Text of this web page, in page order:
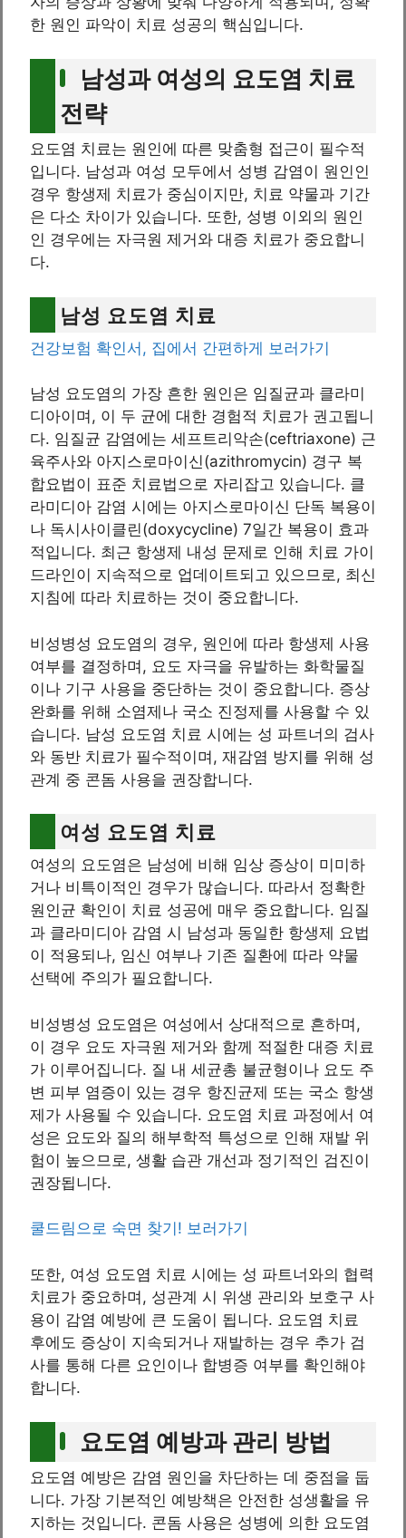
한 원인 파악이 치료 성공의 핵심입니다.
남성과 여성의 요도염 치료
전략
요도염 치료는 원인에 따른 맞춤형 접근이 필수적
입니다. 남성과 여성 모두에서 성병 감염이 원인인
경우 항생제 치료가 중심이지만, 치료 약물과 기간
은 다소 차이가 있습니다. 또한, 성병 이외의 원인
인 경우에는 자극원 제거와 대증 치료가 중요합니
다.
남성 요도염 치료
건강보험 확인서, 집에서 간편하게 보러가기
남성 요도염의 가장 흔한 원인은 임질균과 클라미
디아이며, 이 두 균에 대한 경험적 치료가 권고됩니
다. 임질균 감염에는 세프트리악손(ceftriaxone) 근
육주사와 아지스로마이신(azithromycin) 경구 복
합요법이 표준 치료법으로 자리잡고 있습니다. 클
라미디아 감염 시에는 아지스로마이신 단독 복용이
나 독시사이클린(doxycycline) 7일간 복용이 효과
적입니다. 최근 항생제 내성 문제로 인해 치료 가이
드라인이 지속적으로 업데이트되고 있으므로, 최신
지침에 따라 치료하는 것이 중요합니다.
비성병성 요도염의 경우, 원인에 따라 항생제 사용
여부를 결정하며, 요도 자극을 유발하는 화학물질
이나 기구 사용을 중단하는 것이 중요합니다. 증상
완화를 위해 소염제나 국소 진정제를 사용할 수 있
습니다. 남성 요도염 치료 시에는 성 파트너의 검사
와 동반 치료가 필수적이며, 재감염 방지를 위해 성
관계 중 콘돔 사용을 권장합니다.
여성 요도염 치료
여성의 요도염은 남성에 비해 임상 증상이 미미하
거나 비특이적인 경우가 많습니다. 따라서 정확한
원인균 확인이 치료 성공에 매우 중요합니다. 임질
과 클라미디아 감염 시 남성과 동일한 항생제 요법
이 적용되나, 임신 여부나 기존 질환에 따라 약물
선택에 주의가 필요합니다.
비성병성 요도염은 여성에서 상대적으로 흔하며,
이 경우 요도 자극원 제거와 함께 적절한 대증 치료
가 이루어집니다. 질 내 세균총 불균형이나 요도 주
변 피부 염증이 있는 경우 항진균제 또는 국소 항생
제가 사용될 수 있습니다. 요도염 치료 과정에서 여
성은 요도와 질의 해부학적 특성으로 인해 재발 위
험이 높으므로, 생활 습관 개선과 정기적인 검진이
권장됩니다.
쿨드림으로 숙면 찾기! 보러가기
또한, 여성 요도염 치료 시에는 성 파트너와의 협력
치료가 중요하며, 성관계 시 위생 관리와 보호구 사
용이 감염 예방에 큰 도움이 됩니다. 요도염 치료
후에도 증상이 지속되거나 재발하는 경우 추가 검
사를 통해 다른 요인이나 합병증 여부를 확인해야
합니다.
요도염 예방과 관리 방법
요도염 예방은 감염 원인을 차단하는 데 중점을 둡
니다. 가장 기본적인 예방책은 안전한 성생활을 유
지하는 것입니다. 콘돔 사용은 성병에 의한 요도염